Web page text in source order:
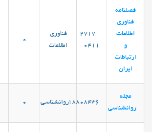
فصلنامه
فناوری
اطلاعات
و
ارتباطات
ایران
2717-
0411
فناوری
اطلاعات
0
مجله
روانشناسی
18808436 روانشناسی 0